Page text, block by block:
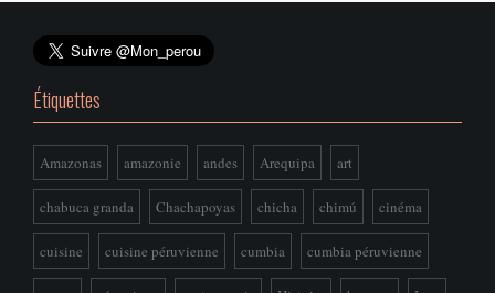
Étiquettes
Amazonas amazonie andes Arequipa art
chabuca granda Chachapoyas chicha chimú cinéma
cuisine cuisine péruvienne cumbia cumbia péruvienne